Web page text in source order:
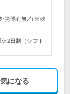
労働有無:有※残
2日制（シフト
気になる